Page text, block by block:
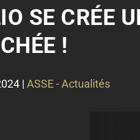
SE CRÉE
!
| ASSE - Actualités